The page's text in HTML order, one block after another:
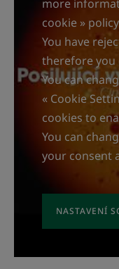
more
cookie »
You have
therefore you
You can
« Cookie
cookies to
You can
your consent
NASTAVENÍ